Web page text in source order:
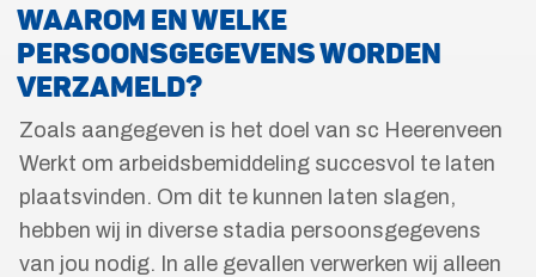
WAAROM EN WELKE
PERSOONSGEGEVENS WORDEN
VERZAMELD?
Zoals aangegeven is het doel van sc Heerenveen
Werkt om arbeidsbemiddeling succesvol te laten
plaatsvinden. Om dit te kunnen laten slagen,
hebben wij in diverse stadia persoonsgegevens
van jou nodig. In alle gevallen verwerken wij alleen